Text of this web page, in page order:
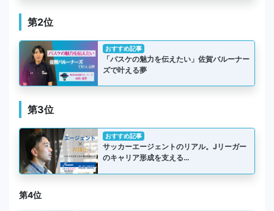
第2位
おすすめ記事
「バスケの魅力を伝えたい」佐賀バルーナー
ズで叶える夢
第3位
おすすめ記事
サッカーエージェントのリアル。Jリーガー
のキャリア形成を支える…
第4位